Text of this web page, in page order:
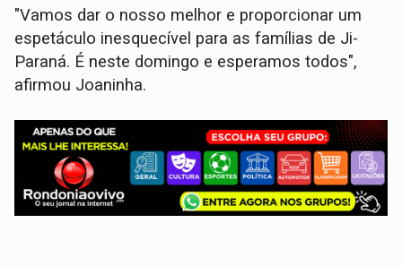
"Vamos dar o nosso melhor e proporcionar um
espetáculo inesquecível para as famílias de Ji-
Paraná. É neste domingo e esperamos todos",
afirmou Joaninha.